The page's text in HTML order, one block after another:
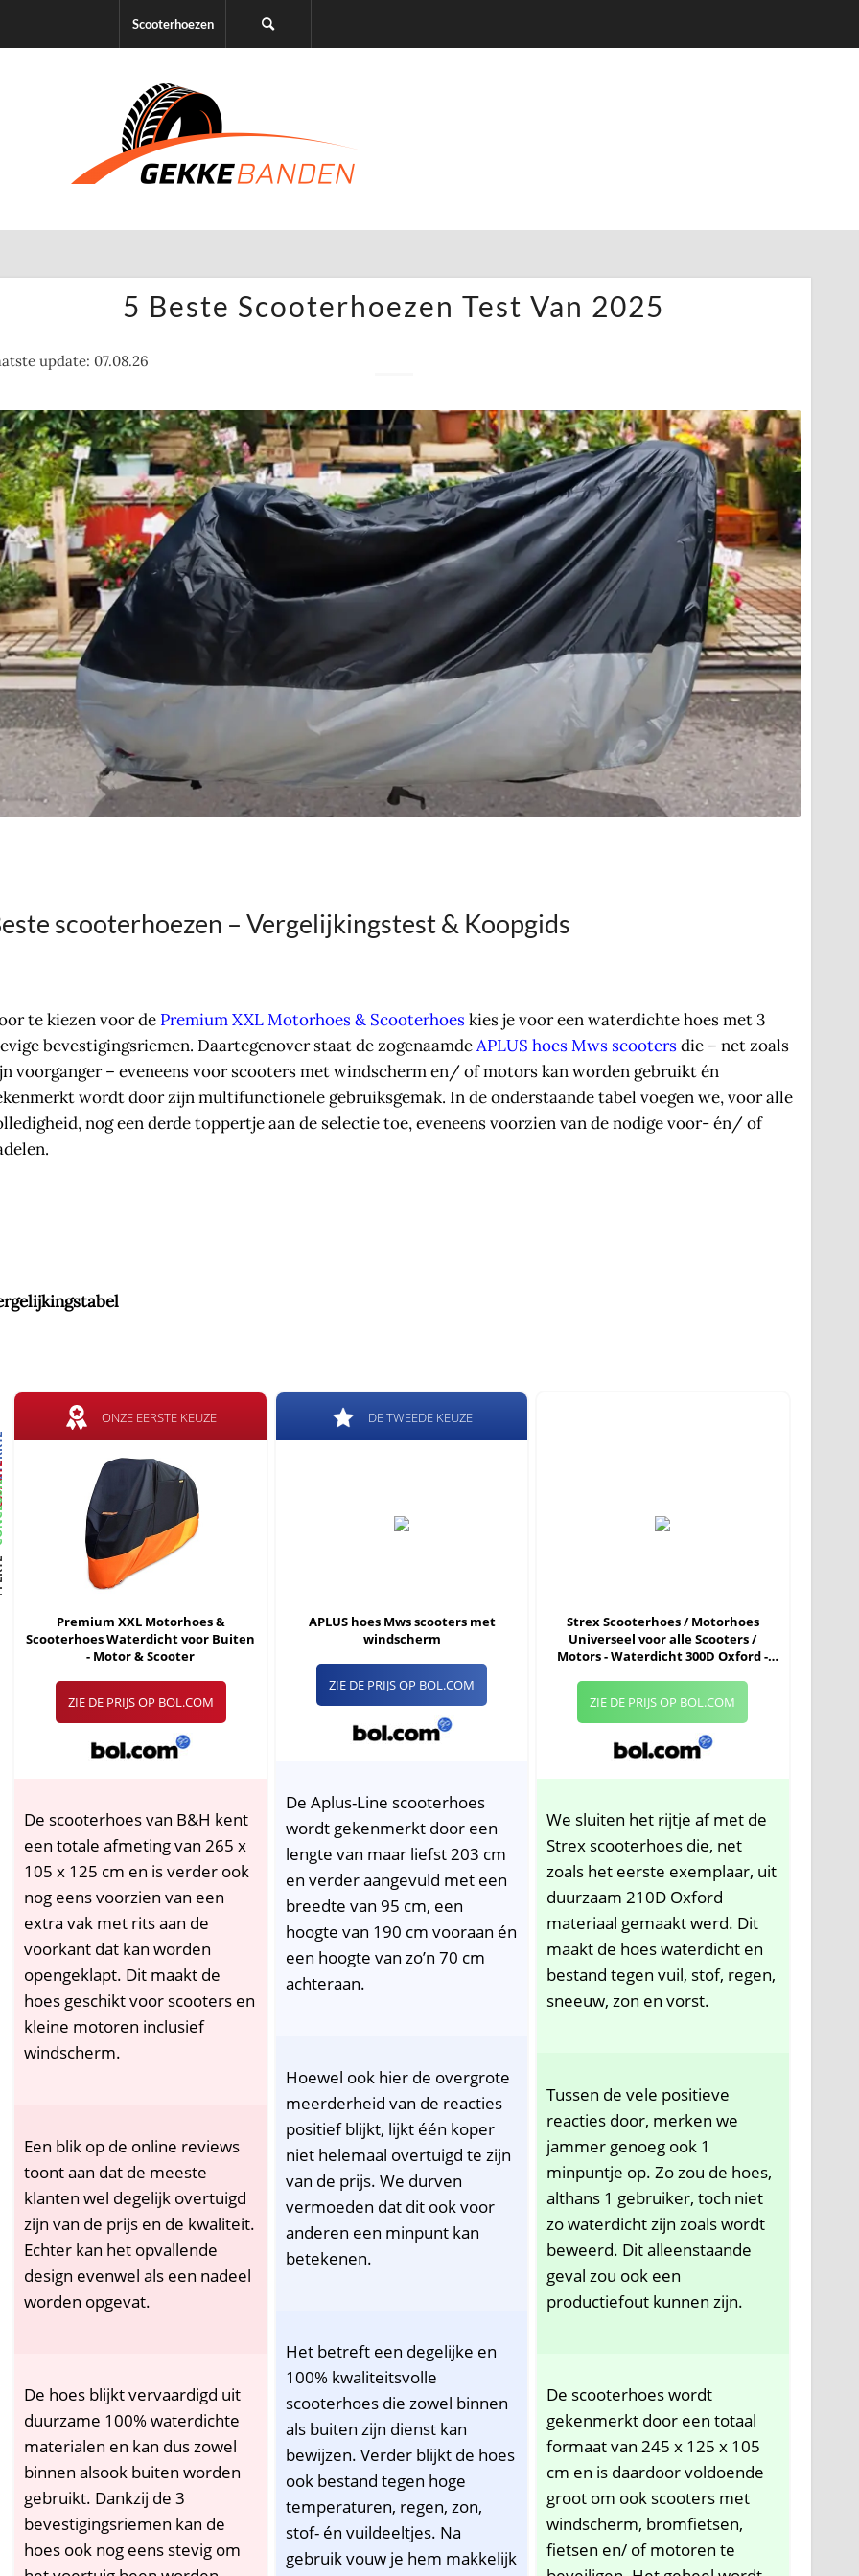
Scooterhoezen
5 Beste Scooterhoezen Test Van 2025
update: 07.08.26
scooterhoezen – Vergelijkingstest & Koopgids
te kiezen voor de Premium XXL Motorhoes & Scooterhoeskies je voor een waterdichte hoes met 3
bevestigingsriemen. Daartegenover staat de zogenaamdeAPLUS hoes Mws scootersdie – net zoals
voorganger – eveneens voor scooters met windscherm en/ of motors kan worden gebruikt én
wordt door zijn multifunctionele gebruiksgemak. In de onderstaande tabel voegen we, voor alle
nog een derde toppertje aan de selectie toe, eveneens voorzien van de nodige voor- én/ of
ONZE EERSTE KEUZE
Premium XXL Motorhoes &
Scooterhoes Waterdicht voor Buiten
- Motor & Scooter
ZIE DE PRIJS OP BOL.COM
De scooterhoes van B&H kent
een totale afmeting van 265 x
105 x 125 cm en is verder ook
nog eens voorzien van een
extra vak met rits aan de
voorkant dat kan worden
opengeklapt. Dit maakt de
hoes geschikt voor scooters en
kleine motoren inclusief
windscherm.
Een blik op de online reviews
toont aan dat de meeste
klanten wel degelijk overtuigd
zijn van de prijs en de kwaliteit.
Echter kan het opvallende
design evenwel als een nadeel
worden opgevat.
De hoes blijkt vervaardigd uit
duurzame 100% waterdichte
materialen en kan dus zowel
binnen alsook buiten worden
gebruikt. Dankzij de 3
bevestigingsriemen kan de
hoes ook nog eens stevig om
DE TWEEDE KEUZE
APLUS hoes Mws scooters met
windscherm
ZIE DE PRIJS OP BOL.COM
De Aplus-Line scooterhoes
wordt gekenmerkt door een
lengte van maar liefst 203 cm
en verder aangevuld met een
breedte van 95 cm, een
hoogte van 190 cm vooraan én
een hoogte van zo’n 70 cm
achteraan.
Hoewel ook hier de overgrote
meerderheid van de reacties
positief blijkt, lijkt één koper
niet helemaal overtuigd te zijn
van de prijs. We durven
vermoeden dat dit ook voor
anderen een minpunt kan
betekenen.
Het betreft een degelijke en
100% kwaliteitsvolle
scooterhoes die zowel binnen
als buiten zijn dienst kan
bewijzen. Verder blijkt de hoes
ook bestand tegen hoge
temperaturen, regen, zon,
stof- én vuildeeltjes. Na
gebruik vouw je hem makkelijk
Strex Scooterhoes / Motorhoes
Universeel voor alle Scooters /
Motors - Waterdicht 300D Oxford -
Hoes - Motor Hoes - Incl. Opbergzak
ZIE DE PRIJS OP BOL.COM
We sluiten het rijtje af met de
Strex scooterhoes die, net
zoals het eerste exemplaar, uit
duurzaam 210D Oxford
materiaal gemaakt werd. Dit
maakt de hoes waterdicht en
bestand tegen vuil, stof, regen,
sneeuw, zon en vorst.
Tussen de vele positieve
reacties door, merken we
jammer genoeg ook 1
minpuntje op. Zo zou de hoes,
althans 1 gebruiker, toch niet
zo waterdicht zijn zoals wordt
beweerd. Dit alleenstaande
geval zou ook een
productiefout kunnen zijn.
De scooterhoes wordt
gekenmerkt door een totaal
formaat van 245 x 125 x 105
cm en is daardoor voldoende
groot om ook scooters met
windscherm, bromfietsen,
fietsen en/ of motoren te